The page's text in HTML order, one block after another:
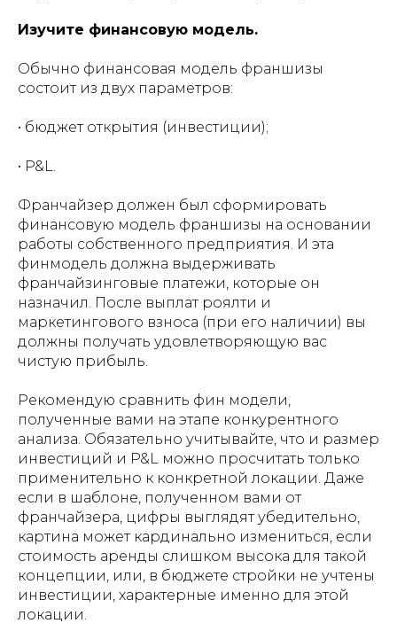
Изучите финансовую модель.
Обычно финансовая модель франшизы
состоит из двух параметров:
• бюджет открытия (инвестиции);
• P&L.
Франчайзер должен был сформировать
финансовую модель франшизы на основании
работы собственного предприятия. И эта
финмодель должна выдерживать
франчайзинговые платежи, которые он
назначил. После выплат роялти и
маркетингового взноса (при его наличии) вы
должны получать удовлетворяющую вас
чистую прибыль.
Рекомендую сравнить фин модели,
полученные вами на этапе конкурентного
анализа. Обязательно учитывайте, что и размер
инвестиций и P&L можно просчитать только
применительно к конкретной локации. Даже
если в шаблоне, полученном вами от
франчайзера, цифры выглядят убедительно,
картина может кардинально измениться, если
стоимость аренды слишком высока для такой
концепции, или, в бюджете стройки не учтены
инвестиции, характерные именно для этой
локации.